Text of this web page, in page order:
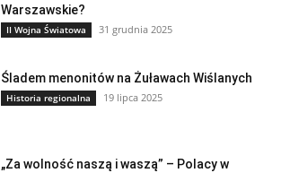
Warszawskie?
II Wojna Światowa 31 grudnia 2025
Śladem menonitów na Żuławach Wiślanych
Historia regionalna 19 lipca 2025
„Za wolność naszą i waszą” – Polacy w